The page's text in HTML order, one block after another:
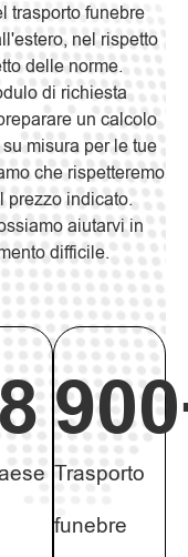
trasporto funebre
nel rispetto
delle norme.
di richiesta
un calcolo
misura per le tue
che rispetteremo
prezzo indicato.
aiutarvi in
difficile.
Trasporto
funebre
900